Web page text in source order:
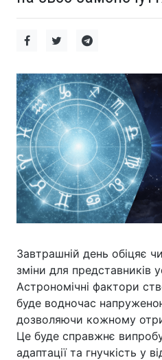
Завтрашній день обіцяє
зміни для представників
Астрономічні фактори
буде водночас
дозволяючи кожному
Це буде справжнє
адаптації та гнучкість у